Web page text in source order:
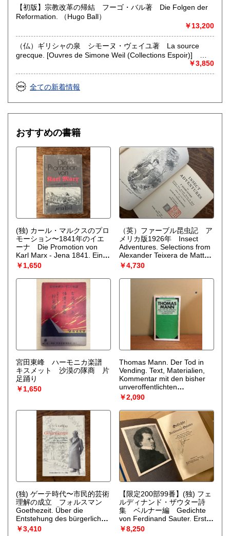
(hg.)）
【初版】宗教改革の帰結 フーゴ・バル著 Die Folgen der
Reformation. （Hugo Ball）
￥13,200
（仏）ギリシャの泉 シモーヌ・ヴェイユ著 La source
grecque. [Ouvres de Simone Weil (Collections Espoir)]
￥3,850
全ての新着情報
おすすめの書籍
(独) カール・マルクスのプロ
モーション〜1841年のイエ
ーナ Die Promotion von
Karl Marx - Jena 1841. Eine
Quellenedition.
Lange & al. (eingel.)）
￥1,650
（英）ファーブル昆虫記 ア
メリカ版1926年 Insect
Adventures. Selections from
Alexander Teixera de Matto's
Translation of Fabre's
"Souvenirs Entomologiques".
Retold for young people by
Illustrated by Elias Goldberg.
（J. Henri Fabre）
￥4,730
宮田東峰 ハーモニカ楽譜
キスメット 沙漠の隊商 片
足踊り
￥1,650
Thomas Mann. Der Tod in
Vending. Text, Materialien,
Kommentar mit den bisher
unveroffentlichten
Arbeitsnotizen Thomas
Manns
￥2,090
(独) ゲーテ時代〜市民的芸術
理解の成立 フォルスマン
Goethezeit. Über die
Entstehung des bürgerlichen
Kunstverständnisses.
￥3,410
【限定200部99番】(独) フェ
ルディナンド・ザウター詩
集 ベルナー編 Gedichte
von Ferdinand Sauter. Erste
gesamtausgabe, hg. u.
￥8,250